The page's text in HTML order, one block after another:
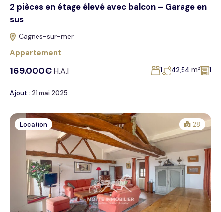
2 pièces en étage élevé avec balcon – Garage en
sus
Cagnes-sur-mer
Appartement
169.000€H.A.I 1 42,54 m² 1
Ajout : 21 mai 2025
Location 28